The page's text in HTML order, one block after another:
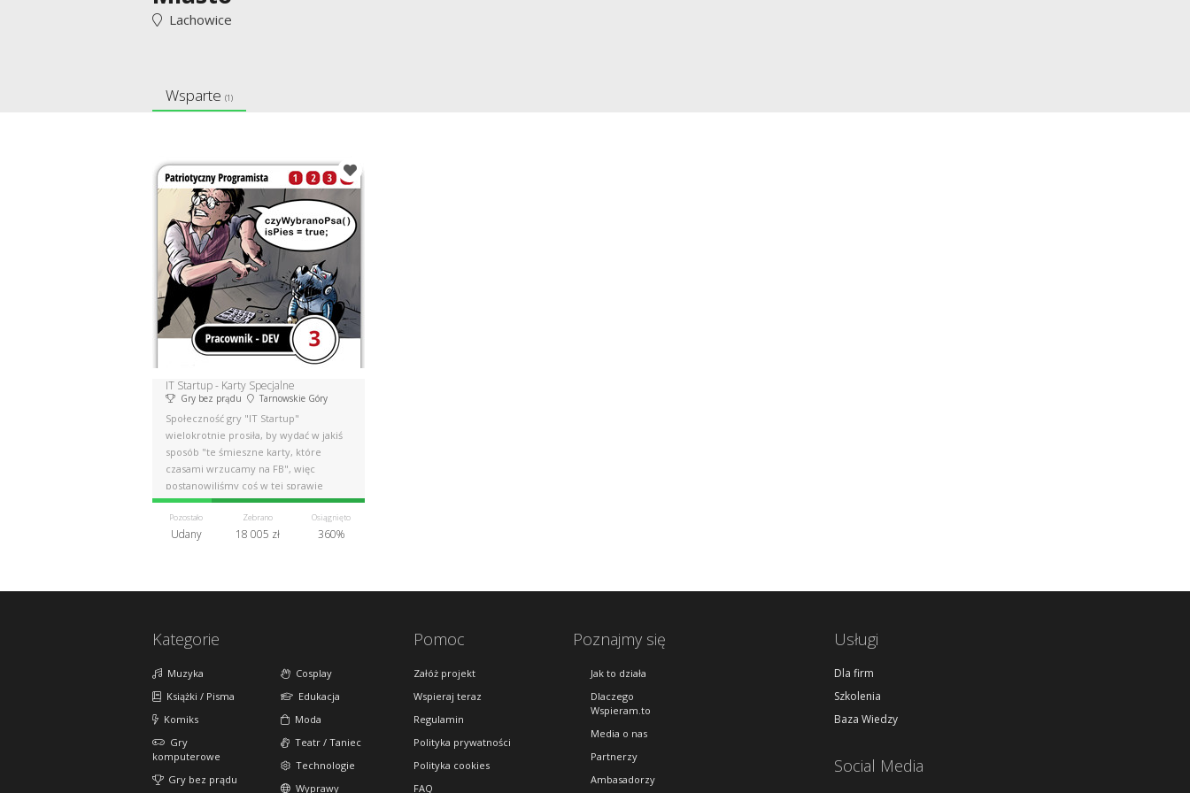
Lachowice
Wsparte (1)
IT Startup - Karty Specjalne
Gry bez prądu Tarnowskie Góry
Społeczność gry "IT Startup"
wielokrotnie prosiła, by wydać w jakiś
sposób "te śmieszne karty, które
czasami wrzucamy na FB", więc
postanowiliśmy coś w tej sprawie
zrobić.
Pozostało
Udany
Zebrano
18 005 zł
Osiągnięto
360%
Kategorie
Muzyka
Książki / Pisma
Komiks
Gry
komputerowe
Gry bez prądu
Cosplay
Edukacja
Moda
Teatr / Taniec
Technologie
Wyprawy
Pomoc
Załóż projekt
Wspieraj teraz
Regulamin
Polityka prywatności
Polityka cookies
FAQ
Poznajmy się
Jak to działa
Dlaczego
Wspieram.to
Media o nas
Partnerzy
Ambasadorzy
Usługi
Dla firm
Szkolenia
Baza Wiedzy
Social Media